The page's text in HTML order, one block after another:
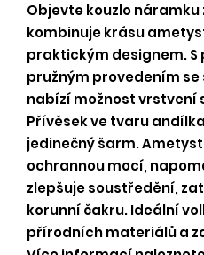
Objevte kouzlo náramku
kombinuje krásu
praktickým designem. S
pružným provedením se
nabízí možnost vrstvení
Přívěsek ve tvaru
jedinečný šarm.
ochrannou mocí,
zlepšuje soustředění,
korunní čakru. Ideální
přírodních materiálů a